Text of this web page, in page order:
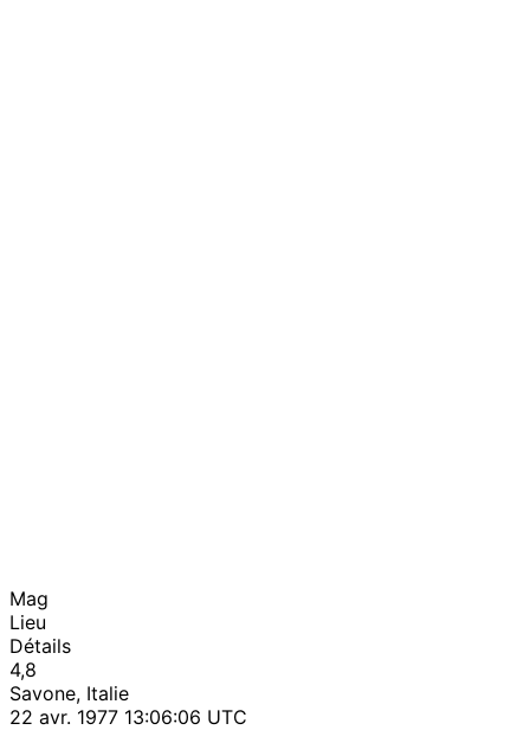
Mag
Lieu
Détails
4,8
Savone, Italie
22 avr. 1977 13:06:06 UTC